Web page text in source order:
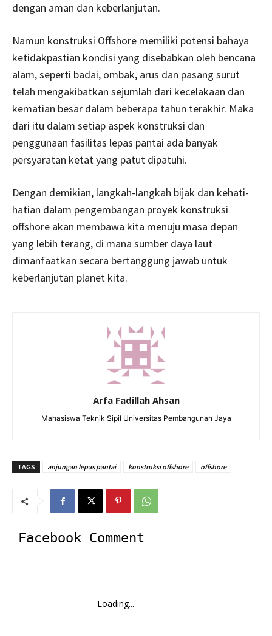
dengan aman dan keberlanjutan.
Namun konstruksi Offshore memiliki potensi bahaya
ketidakpastian kondisi yang disebabkan oleh bencana
alam, seperti badai, ombak, arus dan pasang surut
telah mengakibatkan sejumlah dari kecelakaan dan
kematian besar dalam beberapa tahun terakhir. Maka
dari itu dalam setiap aspek konstruksi dan
penggunaan fasilitas lepas pantai ada banyak
persyaratan ketat yang patut dipatuhi.
Dengan demikian, langkah-langkah bijak dan kehati-
hatian dalam pengembangan proyek konstruksi
offshore akan membawa kita menuju masa depan
yang lebih terang, di mana sumber daya laut
dimanfaatkan secara bertanggung jawab untuk
keberlanjutan planet kita.
Arfa Fadillah Ahsan
Mahasiswa Teknik Sipil Universitas Pembangunan Jaya
TAGS anjungan lepas pantai konstruksi offshore offshore
Facebook Comment
Loading...